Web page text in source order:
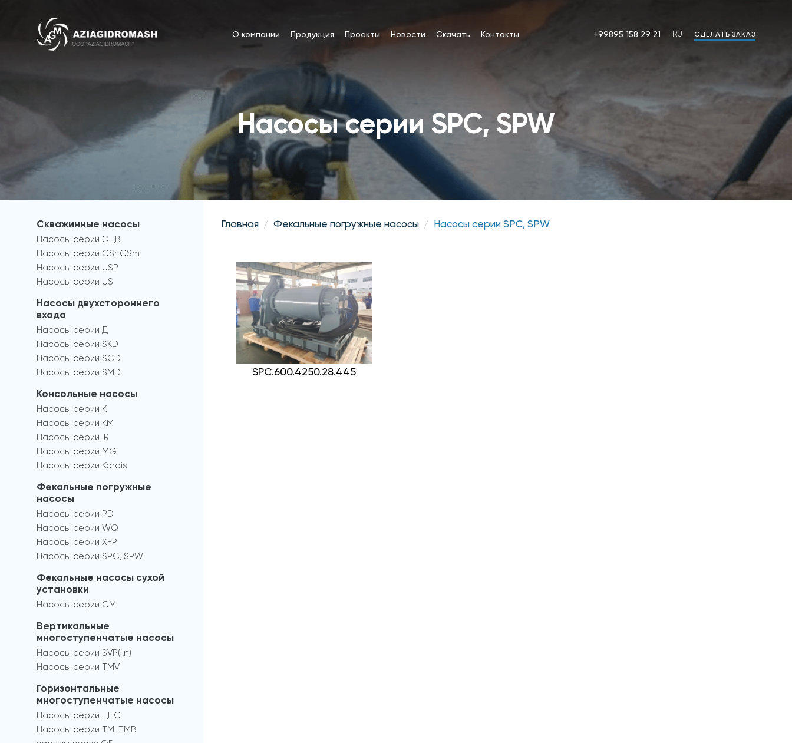
О компании Продукция Проекты Новости Скачать Контакты +99895 158 29 21 RU СДЕЛАТЬ ЗАКАЗ
Насосы серии SPC, SPW
Главная Фекальные погружные насосы Насосы серии SPC, SPW
SPC.600.4250.28.445
Скважинные насосы
Насосы серии ЭЦВ
Насосы серии CSr CSm
Насосы серии USP
Насосы серии US
Насосы двухстороннего
входа
Насосы серии Д
Насосы серии SKD
Насосы серии SCD
Насосы серии SMD
Консольные насосы
Насосы серии К
Насосы серии КМ
Насосы серии IR
Насосы серии MG
Насосы серии Kordis
Фекальные погружные
насосы
Насосы серии PD
Насосы серии WQ
Насосы серии XFP
Насосы серии SPC, SPW
Фекальные насосы сухой
установки
Насосы серии СМ
Вертикальные
многоступенчатые насосы
Насосы серии SVP(i,n)
Насосы серии TMV
Горизонтальные
многоступенчатые насосы
Насосы серии ЦНС
Насосы серии TM, TMB